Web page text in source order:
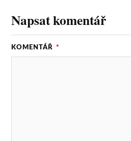
Napsat komentář
KOMENTÁŘ *